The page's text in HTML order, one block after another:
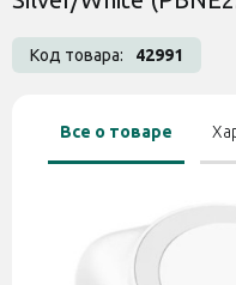
Код товара: 42991
Все о товаре